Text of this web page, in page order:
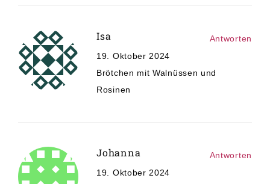
Isa
19. Oktober 2024
Brötchen mit Walnüssen und
Rosinen
Antworten
Johanna
19. Oktober 2024
Antworten